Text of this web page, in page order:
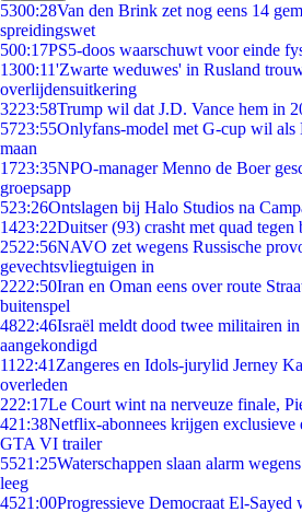
5300:28Van den Brink zet nog eens 14
spreidingswet
500:17PS5-doos waarschuwt voor einde
1300:11'Zwarte weduwes' in Rusland
overlijdensuitkering
3223:58Trump wil dat J.D. Vance hem in
5723:55Onlyfans-model met G-cup wil als
maan
1723:35NPO-manager Menno de Boer
groepsapp
523:26Ontslagen bij Halo Studios na
1423:22Duitser (93) crasht met quad
2522:56NAVO zet wegens Russische
gevechtsvliegtuigen in
2222:50Iran en Oman eens over route
buitenspel
4822:46Israël meldt dood twee militairen
aangekondigd
11 22:41 Zangeres en Idols-jurylid Jerney
overleden
222:17Le Court wint na nerveuze finale,
421:38Netflix-abonnees krijgen exclusieve
GTA VI trailer
5521:25Waterschappen slaan alarm
leeg
4521:00Progressieve Democraat El-